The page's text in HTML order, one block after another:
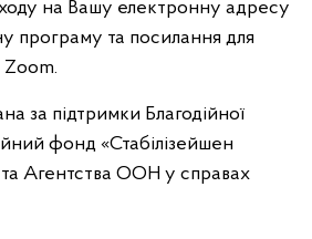
на Вашу електронну адресу
програму та посилання для
Zoom.
за підтримки Благодійної
фонд «Стабілізейшен
Агентства ООН у справах